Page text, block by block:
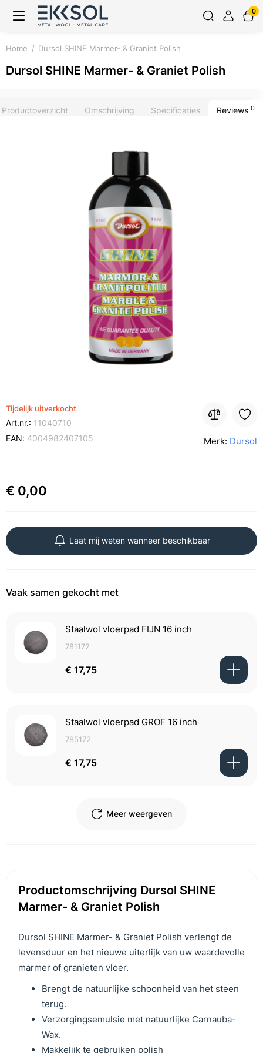
0
Home Dursol SHINE Marmer- & Graniet Polish
Dursol SHINE Marmer- & Graniet Polish
Productoverzicht Omschrijving Specificaties Reviews 0
Tijdelijk uitverkocht
Art.nr.: 11040710
EAN: 4004982407105 Merk: Dursol
€ 0,00
Laat mij weten wanneer beschikbaar
Vaak samen gekocht met
Staalwol vloerpad FIJN 16 inch
781172
€ 17,75
Staalwol vloerpad GROF 16 inch
785172
€ 17,75
Meer weergeven
Productomschrijving Dursol SHINE
Marmer- & Graniet Polish
Dursol SHINE Marmer- & Graniet Polish verlengt de
levensduur en het nieuwe uiterlijk van uw waardevolle
marmer of granieten vloer.
Brengt de natuurlijke schoonheid van het steen
terug.
Verzorgingsemulsie met natuurlijke Carnauba-
Wax.
Makkelijk te gebruiken polish